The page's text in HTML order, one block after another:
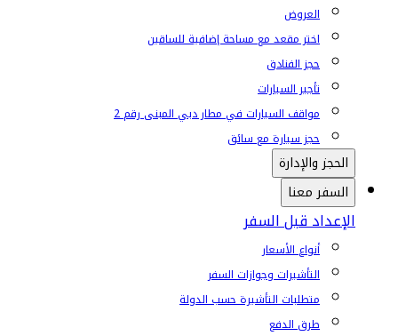
العروض
اختر مقعد مع مساحة إضافية للساقين
حجز الفنادق
تأجير السيارات
مواقف السيارات في مطار دبي المبنى رقم 2
حجز سيارة مع سائق
الحجز والإدارة
السفر معنا
الإعداد قبل السفر
أنواع الأسعار
التأشيرات وجوازات السفر
متطلبات التأشيرة حسب الدولة
طرق الدفع